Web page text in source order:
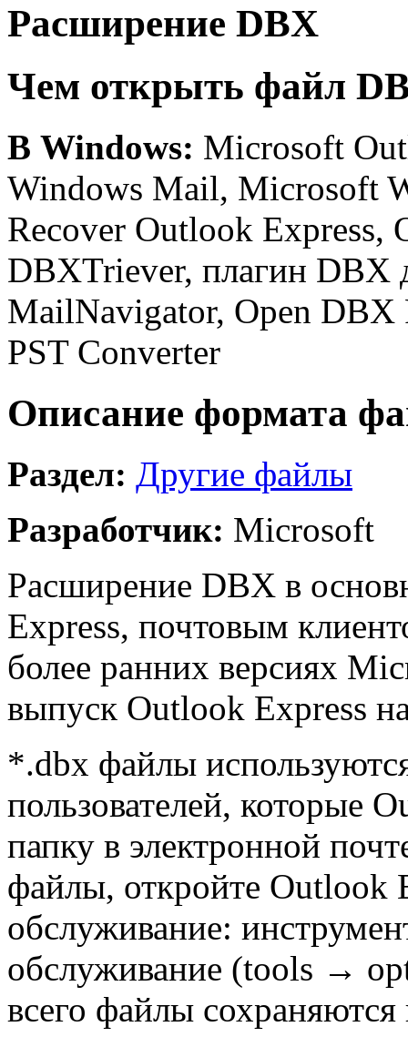
Расширение DBX
Чем открыть файл
В Windows: Microsoft
Windows Mail, Microsoft
Recover Outlook Express,
DBXTriever, плагин DBX
MailNavigator, Open
PST Converter
Описание формата
Раздел: Другие файлы
Разработчик: Microsoft
Расширение DBX в
Express, почтовым
более ранних версиях
выпуск Outlook Express
*.dbx файлы
пользователей, которые
папку в электронной
файлы, откройте Outlook
обслуживание:
обслуживание (tools →
всего файлы сохраняются